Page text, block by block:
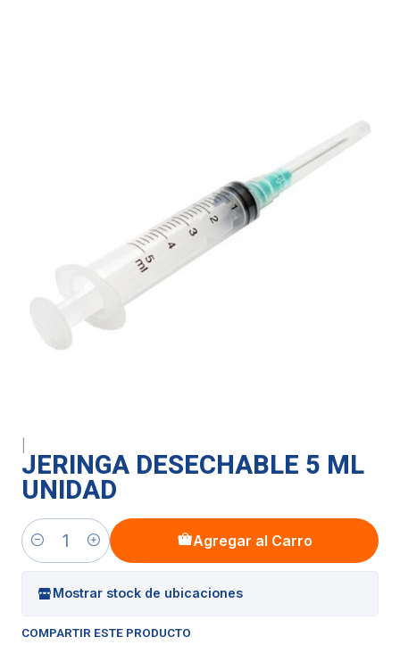
JERINGA DESECHABLE 5 ML
UNIDAD
Cantidad
Agregar al Carro
Mostrar stock de ubicaciones
COMPARTIR ESTE PRODUCTO